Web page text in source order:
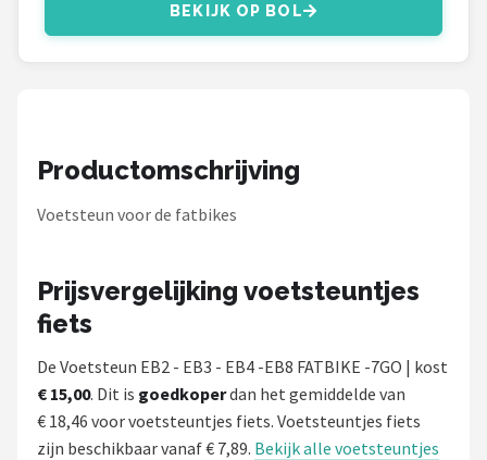
Alle merken →
BEKIJK OP BOL
Productomschrijving
Voetsteun voor de fatbikes
Prijsvergelijking voetsteuntjes
fiets
De Voetsteun EB2 - EB3 - EB4 -EB8 FATBIKE -7GO | kost
€ 15,00. Dit is goedkoperdan het gemiddelde van
€ 18,46 voor voetsteuntjes fiets. Voetsteuntjes fiets
zijn beschikbaar vanaf € 7,89. Bekijk alle voetsteuntjes